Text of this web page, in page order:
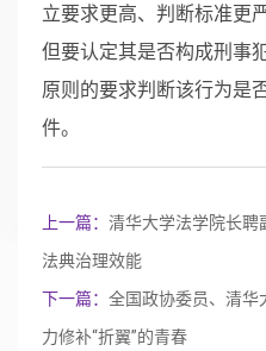
立要求更高、判断标准更
但要认定其是否构成刑事
原则的要求判断该行为是
件。
上一篇： 清华大学法学院长聘
法典治理效能
下一篇： 全国政协委员、清华
力修补“折翼”的青春